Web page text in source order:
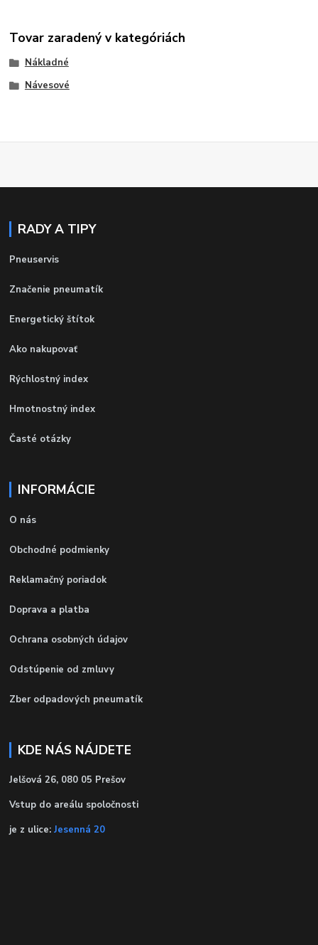
Tovar zaradený v kategóriách
Nákladné
Návesové
RADY A TIPY
Pneuservis
Značenie pneumatík
Energetický štítok
Ako nakupovať
Rýchlostný index
Hmotnostný index
Časté otázky
INFORMÁCIE
O nás
Obchodné podmienky
Reklamačný poriadok
Doprava a platba
Ochrana osobných údajov
Odstúpenie od zmluvy
Zber odpadových pneumatík
KDE NÁS NÁJDETE
Jelšová 26, 080 05 Prešov
Vstup do areálu spoločnosti
je z ulice: Jesenná 20